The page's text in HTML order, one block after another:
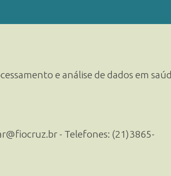
e análise de dados em
- Telefones: (21)3865-